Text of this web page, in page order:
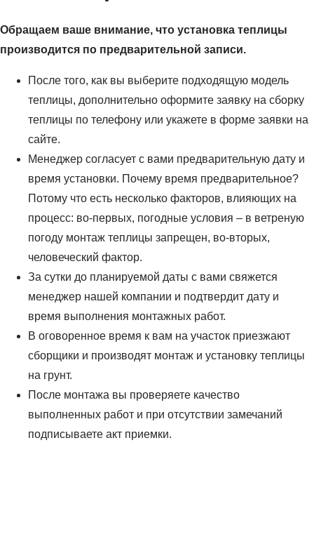
Обращаем ваше внимание, что установка теплицы
производится по предварительной записи.
После того, как вы выберите подходящую модель
теплицы, дополнительно оформите заявку на сборку
теплицы по телефону или укажете в форме заявки на
сайте.
Менеджер согласует с вами предварительную дату и
время установки. Почему время предварительное?
Потому что есть несколько факторов, влияющих на
процесс: во-первых, погодные условия – в ветреную
погоду монтаж теплицы запрещен, во-вторых,
человеческий фактор.
За сутки до планируемой даты с вами свяжется
менеджер нашей компании и подтвердит дату и
время выполнения монтажных работ.
В оговоренное время к вам на участок приезжают
сборщики и производят монтаж и установку теплицы
на грунт.
После монтажа вы проверяете качество
выполненных работ и при отсутствии замечаний
подписываете акт приемки.